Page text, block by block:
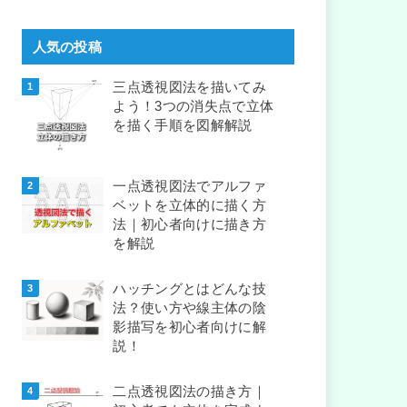
人気の投稿
三点透視図法を描いてみ
よう！3つの消失点で立体
を描く手順を図解解説
一点透視図法でアルファ
ベットを立体的に描く方
法｜初心者向けに描き方
を解説
ハッチングとはどんな技
法？使い方や線主体の陰
影描写を初心者向けに解
説！
二点透視図法の描き方｜